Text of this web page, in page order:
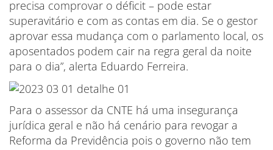
precisa comprovar o déficit – pode estar
superavitário e com as contas em dia. Se o gestor
aprovar essa mudança com o parlamento local, os
aposentados podem cair na regra geral da noite
para o dia”, alerta Eduardo Ferreira.
Para o assessor da CNTE há uma insegurança
jurídica geral e não há cenário para revogar a
Reforma da Previdência pois o governo não tem